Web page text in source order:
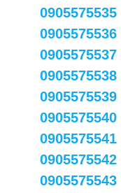
0905575535
0905575536
0905575537
0905575538
0905575539
0905575540
0905575541
0905575542
0905575543